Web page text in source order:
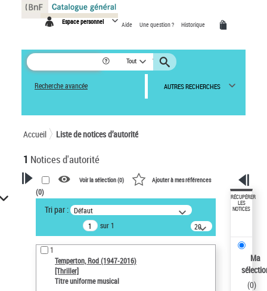
Espace personnel Aide Une question ? Historique
Tout
Recherche avancée AUTRES RECHERCHES
Accueil Liste de notices d’autorité
1 Notices d'autorité
VOTRE RECHERCHE
Recherche avancée dans les
notices d’autorité
Œuvres liées à l'auteur :
Temperton, Rod (1947-2016)
Auteur d’œuvre
Voir la sélection (0) Ajouter à mes références
(0)
Tri par : Défaut
sur 1
20
résultats/page
1
Temperton, Rod (1947-2016)
[Thriller]
Titre uniforme musical
RÉCUPÉRER
LES
NOTICES
Ma
(0)
Panneau de gestion des cookies